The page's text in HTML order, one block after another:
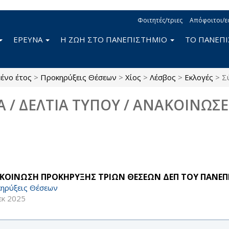
Φοιτητές/τριες Απόφοιτοι/
ΕΡΕΥΝΑ Η ΖΩΗ ΣΤΟ ΠΑΝΕΠΙΣΤΗΜΙΟ ΤΟ
έτος > Προκηρύξεις Θέσεων > Χίος > Λέσβος > Εκλογές >
/ ΔΕΛΤΙΑ ΤΥΠΟΥ /
ΠΡΟΚΗΡΥΞΗΣ ΤΡΙΩΝ ΘΕΣΕΩΝ ΔΕΠ ΤΟΥ
Θέσεων
2025